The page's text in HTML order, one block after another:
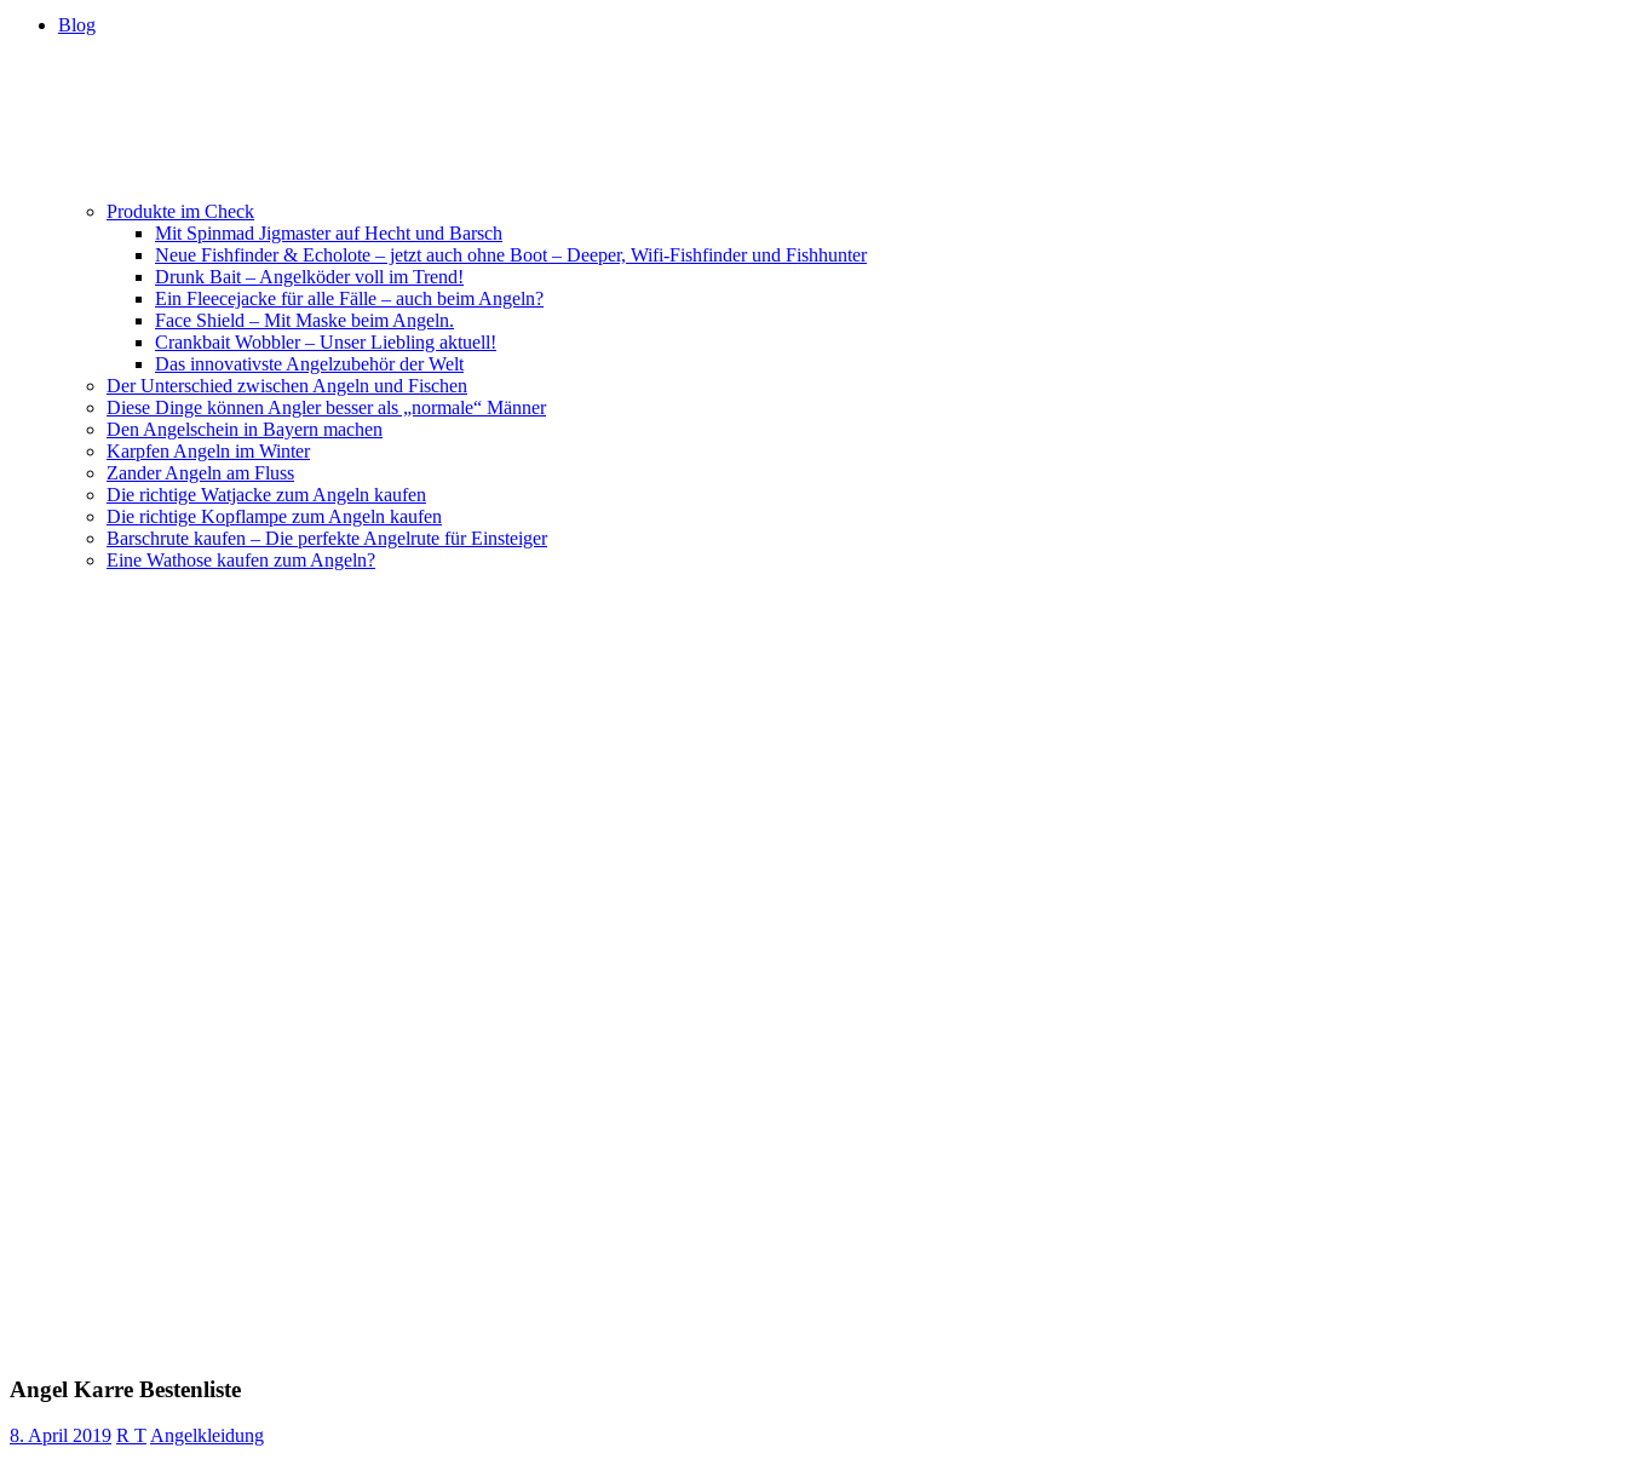
Blog
Produkte im Check
Mit Spinmad Jigmaster auf Hecht und Barsch
Neue Fishfinder & Echolote – jetzt auch ohne Boot – Deeper, Wifi-Fishfinder und Fishhunter
Drunk Bait – Angelköder voll im Trend!
Ein Fleecejacke für alle Fälle – auch beim Angeln?
Face Shield – Mit Maske beim Angeln.
Crankbait Wobbler – Unser Liebling aktuell!
Das innovativste Angelzubehör der Welt
Der Unterschied zwischen Angeln und Fischen
Diese Dinge können Angler besser als „normale“ Männer
Den Angelschein in Bayern machen
Karpfen Angeln im Winter
Zander Angeln am Fluss
Die richtige Watjacke zum Angeln kaufen
Die richtige Kopflampe zum Angeln kaufen
Barschrute kaufen – Die perfekte Angelrute für Einsteiger
Eine Wathose kaufen zum Angeln?
Angel Karre Bestenliste
8. April 2019 R TAngelkleidung